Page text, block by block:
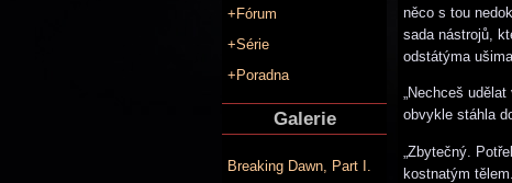
+Fórum
+Série
+Poradna
Galerie
Breaking Dawn, Part I.
něco s tou
sada nástrojů,
odstátýma
„Nechceš
obvykle stáhla
„Zbytečný.
kostnatým